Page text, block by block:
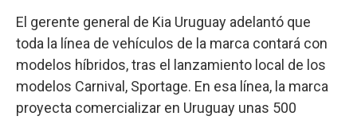
El gerente general de Kia Uruguay adelantó que
toda la línea de vehículos de la marca contará con
modelos híbridos, tras el lanzamiento local de los
modelos Carnival, Sportage. En esa línea, la marca
proyecta comercializar en Uruguay unas 500